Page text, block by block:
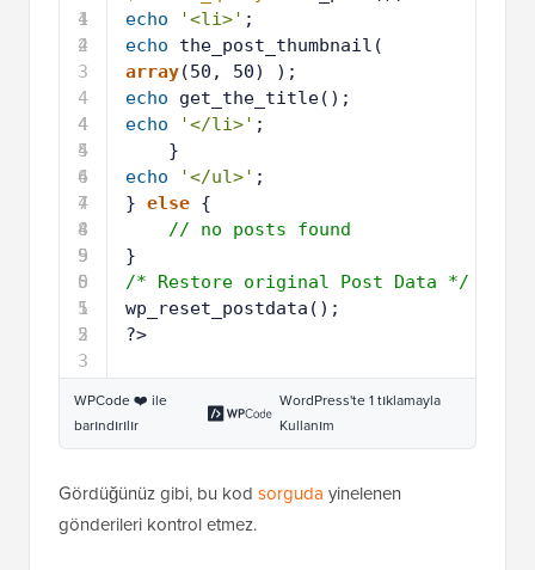
1
4
2
4
3
4
4
4
5
4
6
4
7
4
8
4
9
5
0
5
1
5
2
5
3
echo
'<li>' ;
echo
array(50, 50) );
echo
get_the_title();
echo
'</li>' ;
}
echo
'</ul>' ;
} else {
// no posts found
}
/* Restore original Post Data */
wp_reset_postdata();
?>
WPCode ❤️ ile
barındırılır
WordPress'te 1 tıklamayla
Kullanım
Gördüğünüz gibi, bu kod sorguda yinelenen
gönderileri kontrol etmez.